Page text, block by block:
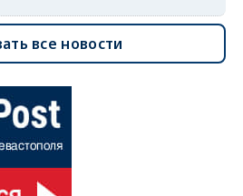
все новости